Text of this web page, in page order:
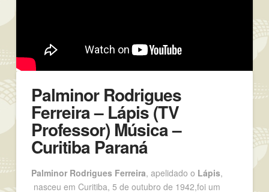
Palminor Rodrigues
Ferreira – Lápis (TV
Professor) Música –
Curitiba Paraná
Palminor Rodrigues Ferreira, apelidado o Lápis,
nasceu em Curitiba, 5 de outubro de 1942,foi um